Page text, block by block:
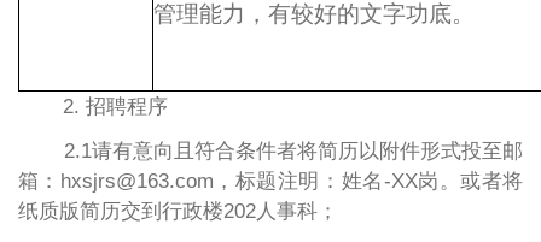
管理能力，有较好的文字功底。
2. 招聘程序
2.1请有意向且符合条件者将简历以附件形式投至邮
箱：hxsjrs@163.com，标题注明：姓名-XX岗。或者将
纸质版简历交到行政楼202人事科；